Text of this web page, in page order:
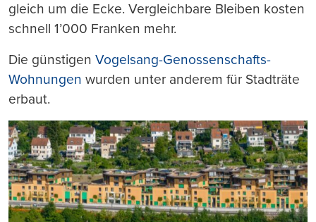
gleich um die Ecke. Vergleichbare Bleiben kosten
schnell 1’000 Franken mehr.
Die günstigen Vogelsang-Genossenschafts-
Wohnungen wurden unter anderem für Stadträte
erbaut.